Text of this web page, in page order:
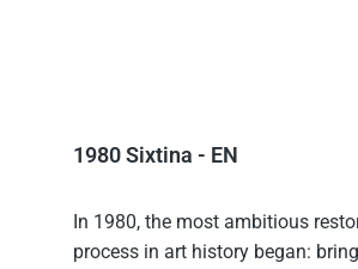
1980 Sixtina - EN
In 1980, the most ambitious
process in art history began: